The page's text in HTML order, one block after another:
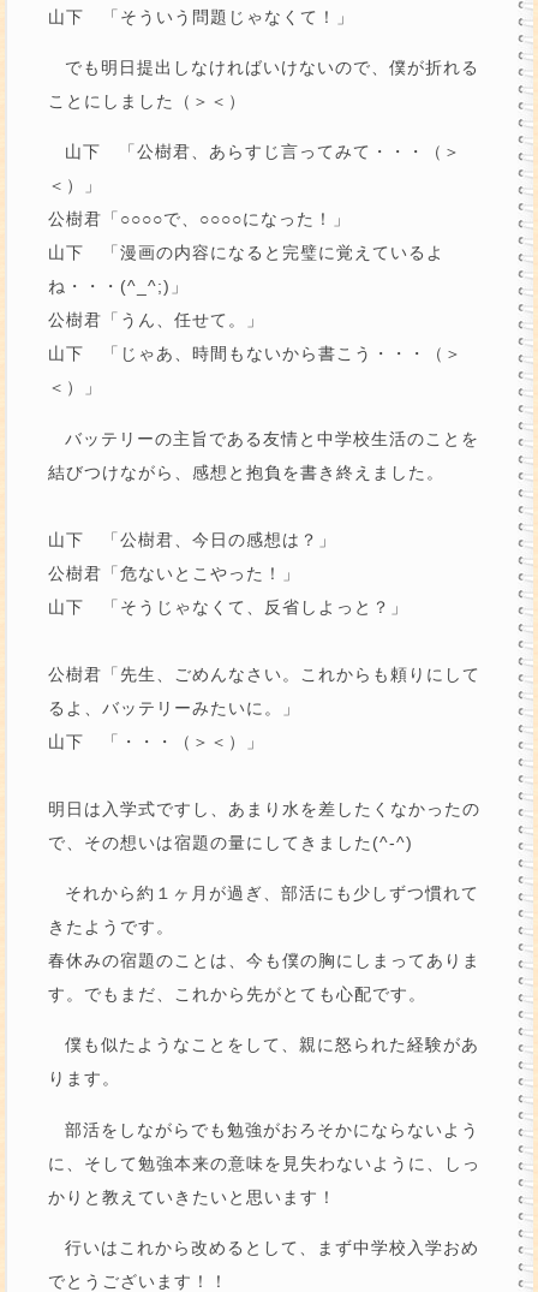
山下 「そういう問題じゃなくて！」
でも明日提出しなければいけないので、僕が折れる
ことにしました（＞＜）
山下 「公樹君、あらすじ言ってみて・・・（＞
＜）」
公樹君「○○○○で、○○○○になった！」
山下 「漫画の内容になると完璧に覚えているよ
ね・・・(^_^;)」
公樹君「うん、任せて。」
山下 「じゃあ、時間もないから書こう・・・（＞
＜）」
バッテリーの主旨である友情と中学校生活のことを
結びつけながら、感想と抱負を書き終えました。
山下 「公樹君、今日の感想は？」
公樹君「危ないとこやった！」
山下 「そうじゃなくて、反省しよっと？」
公樹君「先生、ごめんなさい。これからも頼りにして
るよ、バッテリーみたいに。」
山下 「・・・（＞＜）」
明日は入学式ですし、あまり水を差したくなかったの
で、その想いは宿題の量にしてきました(^-^)
それから約１ヶ月が過ぎ、部活にも少しずつ慣れて
きたようです。
春休みの宿題のことは、今も僕の胸にしまってありま
す。でもまだ、これから先がとても心配です。
僕も似たようなことをして、親に怒られた経験があ
ります。
部活をしながらでも勉強がおろそかにならないよう
に、そして勉強本来の意味を見失わないように、しっ
かりと教えていきたいと思います！
行いはこれから改めるとして、まず中学校入学おめ
でとうございます！！